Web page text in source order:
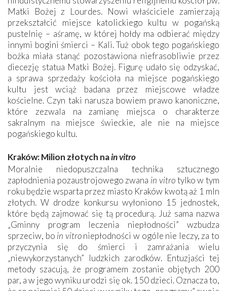
Matki Bożej z Lourdes. Nowi właściciele zamierzają
przekształcić miejsce katolickiego kultu w pogańską
pustelnię – aśramę, w której hołdy ma odbierać między
innymi bogini śmierci – Kali. Tuż obok tego pogańskiego
bożka miała stanąć pozostawiona niefrasobliwie przez
diecezję statua Matki Bożej. Figurę udało się odzyskać,
a sprawa sprzedaży kościoła na miejsce pogańskiego
kultu jest wciąż badana przez miejscowe władze
kościelne. Czyn taki narusza bowiem prawo kanoniczne,
które zezwala na zamianę miejsca o charakterze
sakralnym na miejsce świeckie, ale nie na miejsce
pogańskiego kultu.
Kraków: Milion złotych nain vitro
Moralnie niedopuszczalna technika sztucznego
zapłodnienia pozaustrojowego zwana in vitrotylko w tym
roku będzie wsparta przez miasto Kraków kwotą aż 1 mln
złotych. W drodze konkursu wyłoniono 15 jednostek,
które będą zajmować się tą procedurą. Już sama nazwa
„Gminny program leczenia niepłodności” wzbudza
sprzeciw, bo in vitroniepłodności w ogóle nie leczy, za to
przyczynia się do śmierci i zamrażania wielu
„niewykorzystanych” ludzkich zarodków. Entuzjaści tej
metody szacują, że programem zostanie objętych 200
par, a w jego wyniku urodzi się ok. 150 dzieci. Oznacza to,